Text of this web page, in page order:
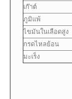
เก๊าต์
ภูมิแพ้
ไขมันในเลือดสูง
กรดไหลย้อน
มะเร็ง